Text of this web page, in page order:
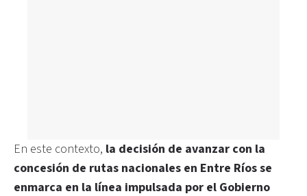
En este contexto, la decisión de avanzar con la
concesión de rutas nacionales en Entre Ríos se
enmarca en la línea impulsada por el Gobierno